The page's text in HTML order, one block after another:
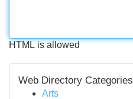
HTML is allowed
Web Directory Categories
Arts